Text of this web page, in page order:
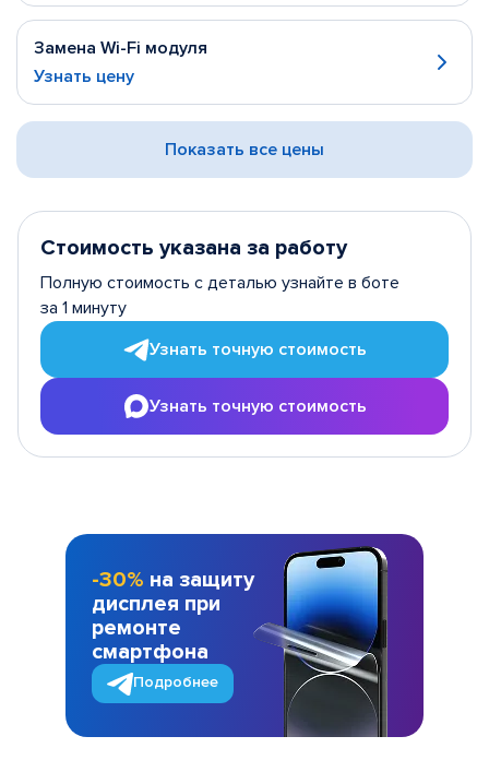
Замена Wi-Fi модуля
Узнать цену
Показать все цены
Стоимость указана за работу
Полную стоимость с деталью узнайте в боте
за 1 минуту
Узнать точную стоимость
Узнать точную стоимость
-30% на защиту
дисплея при
ремонте
смартфона
Подробнее